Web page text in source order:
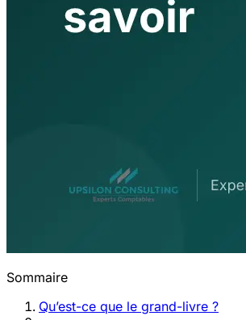
Sommaire
Qu’est-ce que le grand-livre ?